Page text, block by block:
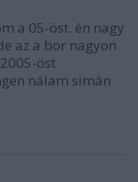
a 05-öst. én nagy
az a bor nagyon
öst
nálam simán